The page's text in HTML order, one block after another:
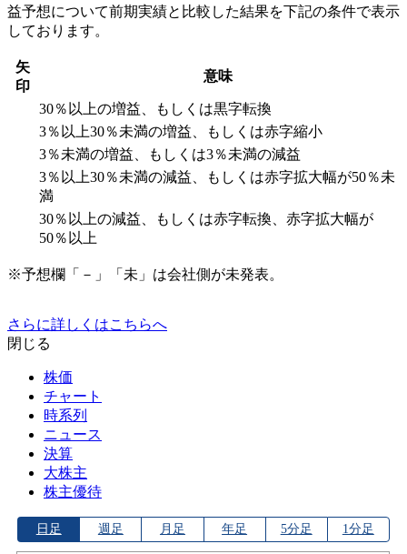
益予想について前期実績と比較した結果を下記の条件で表示
しております。
矢
印
意味
30％以上の増益、もしくは黒字転換
3％以上30％未満の増益、もしくは赤字縮小
3％未満の増益、もしくは3％未満の減益
3％以上30％未満の減益、もしくは赤字拡大幅が50％未
満
30％以上の減益、もしくは赤字転換、赤字拡大幅が
50％以上
※予想欄「－」「未」は会社側が未発表。
さらに詳しくはこちらへ
閉じる
株価
チャート
時系列
ニュース
決算
大株主
株主優待
日足 週足 月足 年足 5分足 1分足